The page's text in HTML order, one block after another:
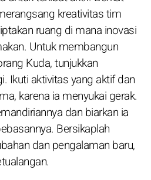
kreativitas tim
ruang di mana inovasi
Untuk membangun
Kuda, tunjukkan
Ikuti aktivitas yang aktif dan
karena ia menyukai gerak.
dan biarkan ia
Bersikaplah
dan pengalaman baru,